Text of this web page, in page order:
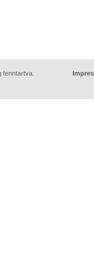
fenntartva.